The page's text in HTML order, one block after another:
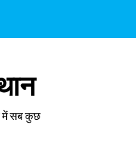
में सब कुछ